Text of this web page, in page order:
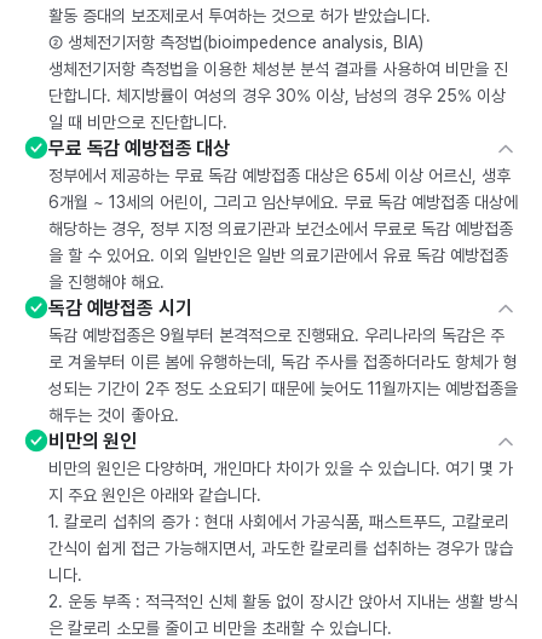
활동 증대의 보조제로서 투여하는 것으로 허가 받았습니다.
② 생체전기저항 측정법(bioimpedence analysis, BIA)
생체전기저항 측정법을 이용한 체성분 분석 결과를 사용하여 비만을 진
단합니다. 체지방률이 여성의 경우 30% 이상, 남성의 경우 25% 이상
일 때 비만으로 진단합니다.
무료 독감 예방접종 대상
정부에서 제공하는 무료 독감 예방접종 대상은 65세 이상 어르신, 생후
6개월 ~ 13세의 어린이, 그리고 임산부에요. 무료 독감 예방접종 대상에
해당하는 경우, 정부 지정 의료기관과 보건소에서 무료로 독감 예방접종
을 할 수 있어요. 이외 일반인은 일반 의료기관에서 유료 독감 예방접종
을 진행해야 해요.
독감 예방접종 시기
독감 예방접종은 9월부터 본격적으로 진행돼요. 우리나라의 독감은 주
로 겨울부터 이른 봄에 유행하는데, 독감 주사를 접종하더라도 항체가 형
성되는 기간이 2주 정도 소요되기 때문에 늦어도 11월까지는 예방접종을
해두는 것이 좋아요.
비만의 원인
비만의 원인은 다양하며, 개인마다 차이가 있을 수 있습니다. 여기 몇 가
지 주요 원인은 아래와 같습니다.
1. 칼로리 섭취의 증가 : 현대 사회에서 가공식품, 패스트푸드, 고칼로리
간식이 쉽게 접근 가능해지면서, 과도한 칼로리를 섭취하는 경우가 많습
니다.
2. 운동 부족 : 적극적인 신체 활동 없이 장시간 앉아서 지내는 생활 방식
은 칼로리 소모를 줄이고 비만을 초래할 수 있습니다.